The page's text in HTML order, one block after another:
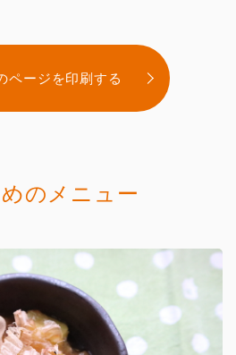
ページを印刷する
のメニュー